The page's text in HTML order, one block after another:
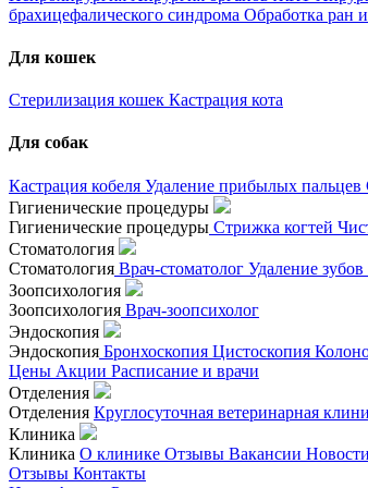
брахицефалического синдрома Обработка ран
Для кошек
Стерилизация кошек Кастрация кота
Для собак
Кастрация кобеля Удаление прибылых пальцев
Гигиенические процедуры
Гигиенические процедуры Стрижка когтей
Стоматология
Стоматология Врач-стоматолог Удаление зубов
Зоопсихология
Зоопсихология Врач-зоопсихолог
Эндоскопия
Эндоскопия Бронхоскопия Цистоскопия
Цены Акции Расписание и врачи
Отделения
Отделения Круглосуточная ветеринарная
Клиника
Клиника О клинике Отзывы Вакансии Новости
Отзывы Контакты